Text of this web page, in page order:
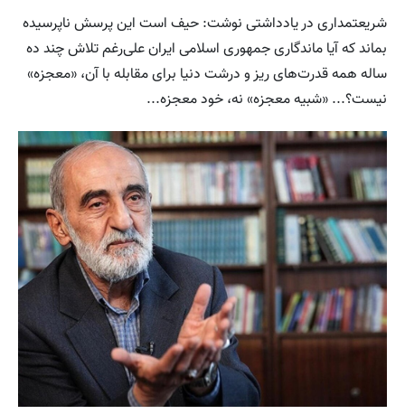
شریعتمداری در یادداشتی نوشت: حیف است این پرسش ناپرسیده
بماند که آیا ماندگاری جمهوری اسلامی ایران علی‌رغم تلاش چند ده
ساله همه قدرت‌های ریز و درشت دنیا برای مقابله با آن، «‌معجزه‌»
نیست؟‌... «‌شبیه معجزه» نه، خود معجزه‌...